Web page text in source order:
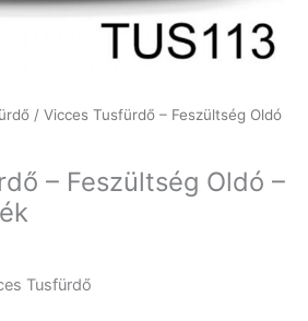
/ Vicces Tusfürdő – Feszültség Oldó
– Feszültség Oldó –
Tusfürdő